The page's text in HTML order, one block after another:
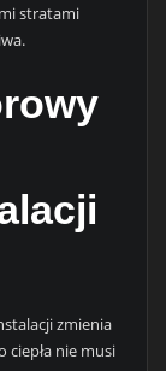
stratami
zmienia
ciepła nie musi